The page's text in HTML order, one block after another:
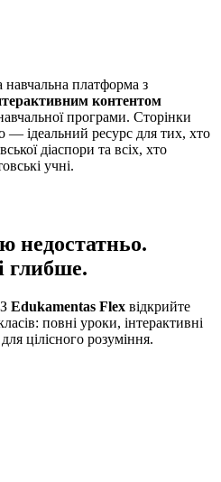
платформа з
контентом
програми. Сторінки
— ідеальний ресурс для тих, хто
діаспори та всіх, хто
учні.
недостатньо.
глибше.
Edukamentas Flex відкрийте
повні уроки, інтерактивні
цілісного розуміння.